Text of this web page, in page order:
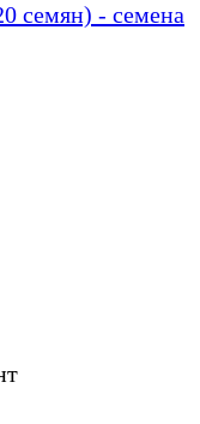
семян) - семена